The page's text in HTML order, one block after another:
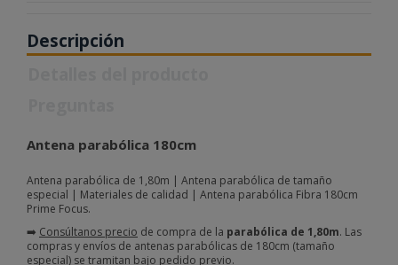
Descripción
Antena parabólica 180cm
Antena parabólica de 1,80m | Antena parabólica de tamaño
especial | Materiales de calidad | Antena parabólica Fibra 180cm
Prime Focus.
➡️ Consúltanos precio de compra de la parabólica de 1,80m. Las
compras y envíos de antenas parabólicas de 180cm (tamaño
especial) se tramitan bajo pedido previo.